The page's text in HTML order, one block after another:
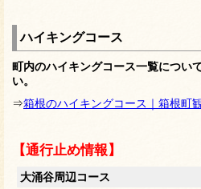
ハイキングコース
町内のハイキングコース一覧につい
い。
⇒箱根のハイキングコース｜箱根町
【通行止め情報】
大涌谷周辺コース